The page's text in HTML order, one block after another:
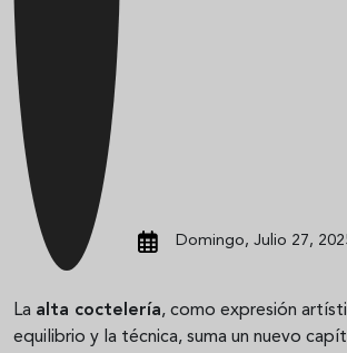
Domingo, Julio 27,
La alta coctelería, como expresión
equilibrio y la técnica, suma un nuevo